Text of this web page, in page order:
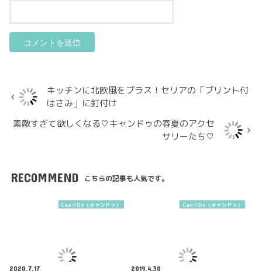
キッチンに北欧風をプラス！セリアの「プリント付
はさみ」に釘付け
素敵すぎて欲しくなる♡キャンドゥの春夏のアクセ
サリーたち♡
RECOMMEND こちらの記事も人気です。
Can☆Do（キャンドゥ）
2020.7.17
Can☆Do（キャンドゥ）
2019.4.30